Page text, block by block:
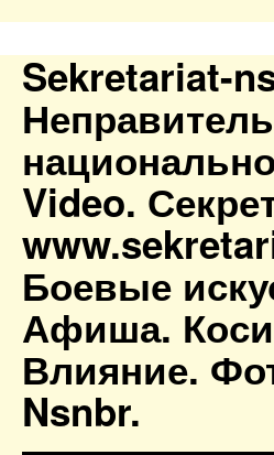
Sekretariat-
Video.
Боевые
Афиша.
Влияние.
Nsnbr.